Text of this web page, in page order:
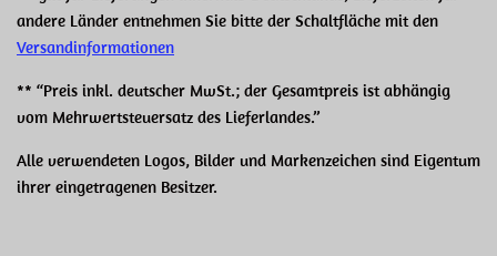
andere Länder entnehmen Sie bitte der Schaltfläche mit den
Versandinformationen
** “Preis inkl. deutscher MwSt.; der Gesamtpreis ist abhängig
vom Mehrwertsteuersatz des Lieferlandes.”
Alle verwendeten Logos, Bilder und Markenzeichen sind Eigentum
ihrer eingetragenen Besitzer.